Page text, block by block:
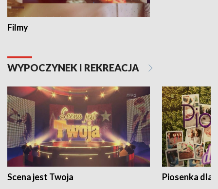
Filmy
WYPOCZYNEK I REKREACJA
Scena jest Twoja Piosenka dla